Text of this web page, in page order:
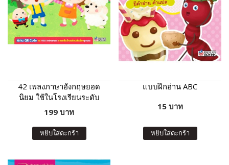
42 เพลงภาษาอังกฤษยอด
นิยม ใช้ในโรงเรียนระดับ
เตรียมอนุบาลขึ้นไป
199 บาท
หยิบใส่ตะกร้า
แบบฝึกอ่าน ABC
15 บาท
หยิบใส่ตะกร้า